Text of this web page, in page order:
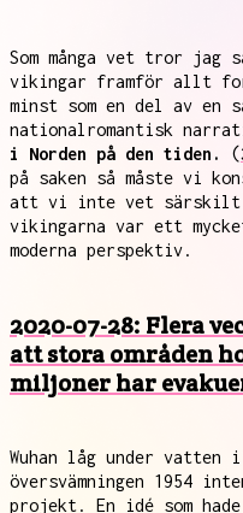
Som många vet tror jag
vikingar framför allt
minst som en del av en
nationalromantisk
i Norden på den tiden.
(
på saken så måste vi
att vi inte vet särskilt
vikingarna var ett
moderna perspektiv.
2020-07-28: Flera
att stora områden
miljoner har
Wuhan låg under vatten
översvämningen 1954
projekt. En idé som